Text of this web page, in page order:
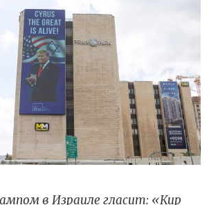
в Израиле гласит: «Кир